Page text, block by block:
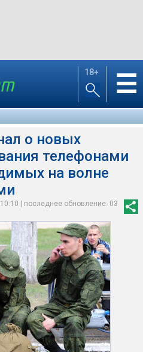
18+ ☰
о новых
телефонами
на волне
| последнее обновление: 03